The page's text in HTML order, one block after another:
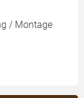
/ Montage